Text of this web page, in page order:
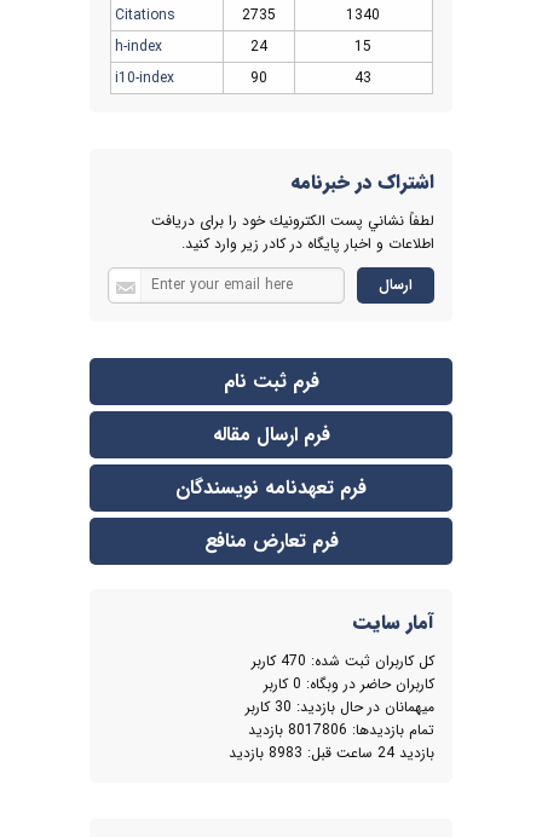
فرم ثبت نام
فرم ارسال مقاله
فرم تعهدنامه نویسندگان
فرم تعارض منافع
آمار سایت
كل کاربران ثبت شده: 470 کاربر
کاربران حاضر در وبگاه: 0 کاربر
ميهمانان در حال بازديد: 30 کاربر
تمام بازديد‌ها: 8017806 بازدید
بازديد 24 ساعت قبل: 8983 بازدید
Citations
2735
1340
h-index
24
15
i10-index
90 43
اشتراک در خبرنامه
لطفاً نشاني پست الكترونيك خود را برای دريافت
اطلاعات و اخبار پايگاه در كادر زير وارد كنيد.